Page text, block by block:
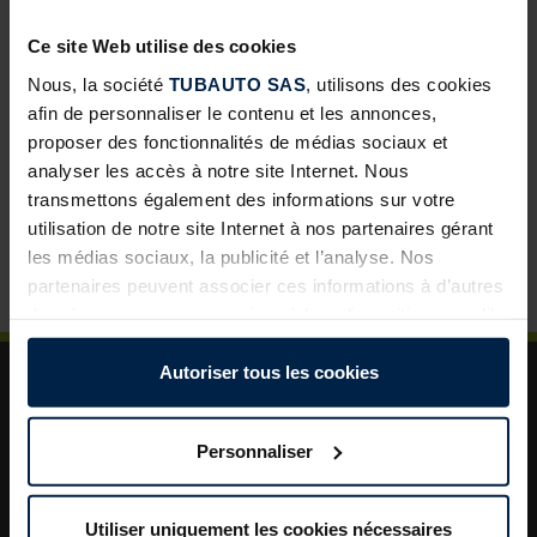
Ce site Web utilise des cookies
Nous, la société TUBAUTO SAS , utilisons des cookies
afin de personnaliser le contenu et les annonces,
proposer des fonctionnalités de médias sociaux et
analyser les accès à notre site Internet. Nous
transmettons également des informations sur votre
utilisation de notre site Internet à nos partenaires gérant
les médias sociaux, la publicité et l’analyse. Nos
partenaires peuvent associer ces informations à d’autres
ont collectées dans le cadre de votre utilisation des
Légalement, nous pouvons stocker des cookies sur votre
fonctionnement de ce site. Pour tous les autres types de
cookies, nous avons besoin de votre autorisation. Vous
Autoriser tous les cookies
Personnaliser
Utiliser uniquement les cookies nécessaires
Abris de jardin avec toit lounge : une solution à forte
valeur ajoutée pour vos clients
Porte de garage sectionnelle : un incontournable pour
développer vos ventes
La porte de garage : un levier de valorisation pour vos
projets clients
Plus de sécurité dans le jardin : un aménagement
astucieux pour plus d’ordre et de rangement
A propos de TUBAUTO